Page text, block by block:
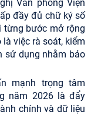
Văn phòng Viện
đầy đủ chữ ký số
từng bước mở rộng
việc rà soát, kiểm
sử dụng nhằm bảo
mạnh trọng tâm
năm 2026 là đẩy
chính và dữ liệu